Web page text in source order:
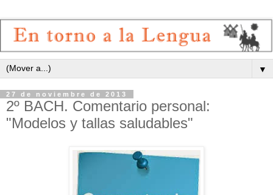
▼
27 de noviembre de 2013
2º BACH. Comentario personal:
"Modelos y tallas saludables"